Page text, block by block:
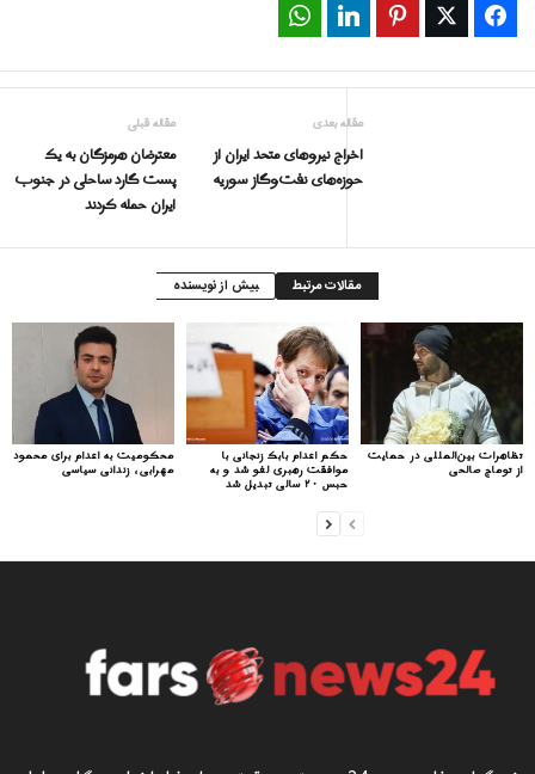
Facebook
Twitter
Pinterest
LinkedIn
مقاله قبلی
معترضان هرمزگان به یک
پست گارد ساحلی در جنوب
ایران حمله کردند
مقاله بعدی
اخراج نیروهای متحد ایران از
حوزه‌های نفت‌وگاز سوریه
مقالات مرتبط بیش از نویسنده
محکومیت به اعدام برای محمود
مهرابی، زندانی سیاسی
حکم اعدام بابک زنجانی با
موافقت رهبری لغو شد و به
حبس ۲۰ سالی تبدیل شد
تظاهرات بین‌المللی در حمایت
از توماج صالحی